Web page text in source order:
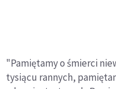
"Pamiętamy o śmierci
tysiącu rannych,